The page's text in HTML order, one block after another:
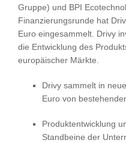
Gruppe) und BPI
Finanzierungsrunde hat
Euro eingesammelt. Drivy
die Entwicklung des
europäischer Märkte.
Drivy sammelt in
Euro von
Produktentwicklung
Standbeine der